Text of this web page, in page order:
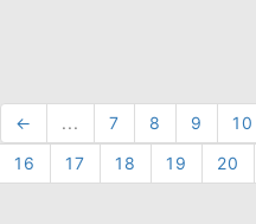
← ... 7 8 9 10
16
17 18 19 20